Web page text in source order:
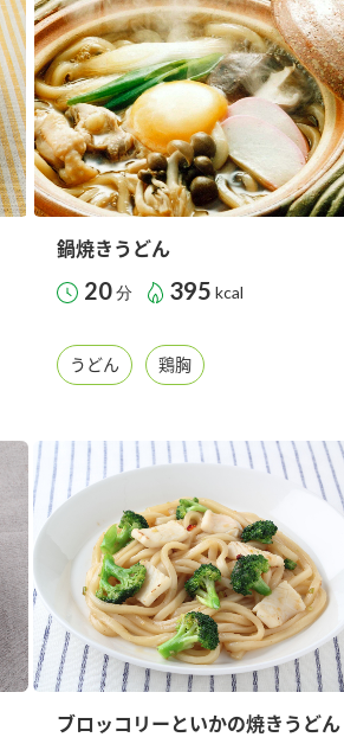
お酢を知ろう！ すしラボ
鍋焼きうどん
20分 395 kcal
うどん 鶏胸
ブロッコリーといかの焼きうどん